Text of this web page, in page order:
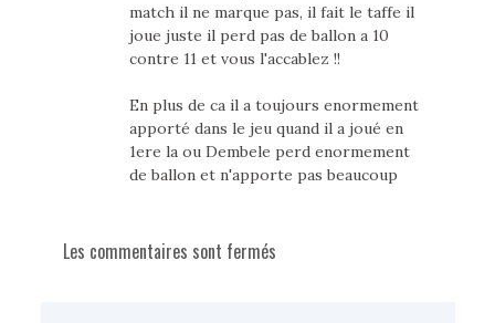
match il ne marque pas, il fait le taffe il
joue juste il perd pas de ballon a 10
contre 11 et vous l'accablez !!
En plus de ca il a toujours enormement
apporté dans le jeu quand il a joué en
1ere la ou Dembele perd enormement
de ballon et n'apporte pas beaucoup
Les commentaires sont fermés